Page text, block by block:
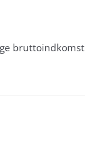
bruttoindkomst